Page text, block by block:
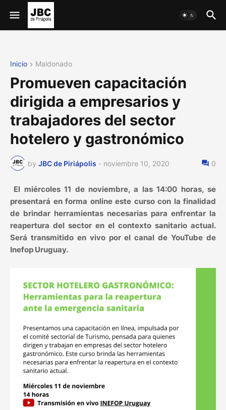
Inicio Maldonado
Promueven capacitación
dirigida a empresarios y
trabajadores del sector
hotelero y gastronómico
by JBC de Piriápolis - noviembre 10, 2020 0
El miércoles 11 de noviembre, a las 14:00 horas, se
presentará en forma online este curso con la finalidad
de brindar herramientas necesarias para enfrentar la
reapertura del sector en el contexto sanitario actual.
Será transmitido en vivo por el canal de YouTube de
Inefop Uruguay.